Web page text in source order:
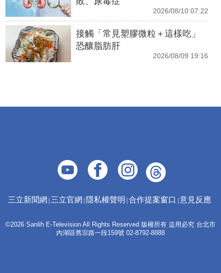
2026/08/10 07:22
接觸「常見塑膠微粒＋這樣吃」
恐釀脂肪肝
2026/08/09 19:16
三立新聞網 三立官網 隱私權聲明 合作提案窗口 意見反應
©2026 Sanlih E-Television All Rights Reserved 版權所有 盜用必究 台北市
內湖區舊宗路一段159號 02-8792-8888